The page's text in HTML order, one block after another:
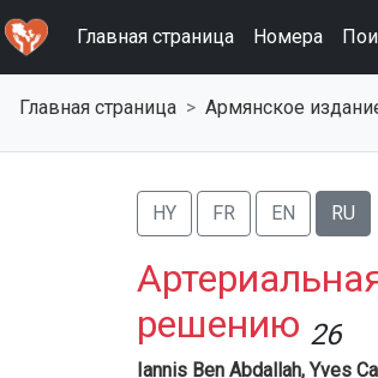
Главная страница Номера
Главная страница Армянское
HY FR EN RU
решению 26
Iannis Ben Abdallah, Yves